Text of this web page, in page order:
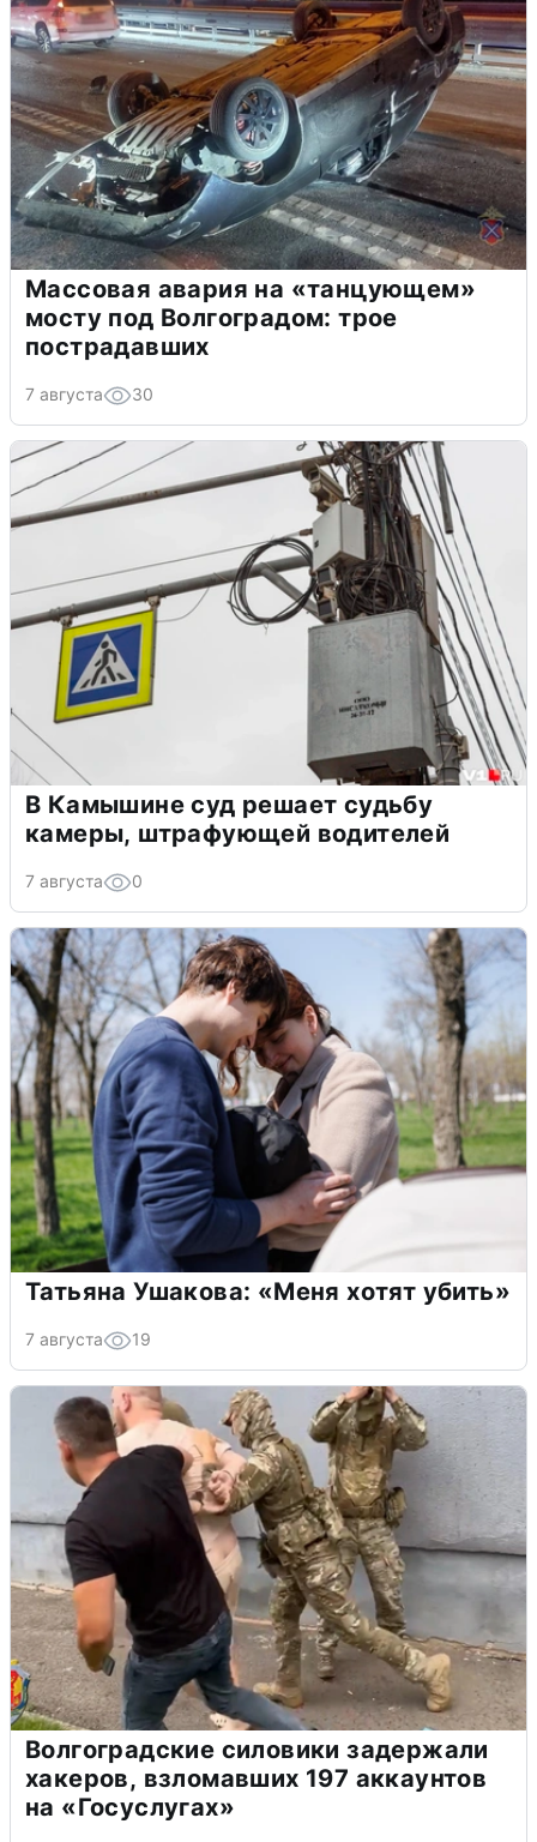
Массовая авария на «танцующем»
мосту под Волгоградом: трое
пострадавших
7 августа 30
В Камышине суд решает судьбу
камеры, штрафующей водителей
7 августа 0
Татьяна Ушакова: «Меня хотят убить»
7 августа 19
Волгоградские силовики задержали
хакеров, взломавших 197 аккаунтов
на «Госуслугах»